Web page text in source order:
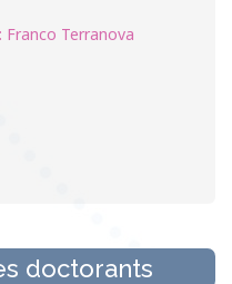
Terranova
doctorants